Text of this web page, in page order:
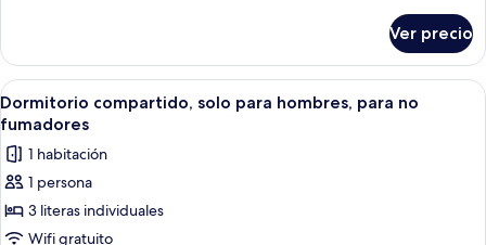
para
no
fumadores
compartido,
solo
para
mujeres,
no
fumadores
Ver precio
Abrir
todas
las
fotos
de
Dormitorio
Habitación con literas, paredes de
2
Dormitorio compartido, solo para hombres, para no
fumadores
1 habitación
1 persona
3 literas individuales
Wifi gratuito